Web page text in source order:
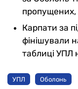
пропущених,
Карпати за
фінішували
таблиці УПЛ
УПЛ Оболонь